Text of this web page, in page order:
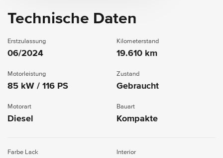
Technische Daten
Erstzulassung
06/2024
Kilometerstand
19.610 km
Motorleistung
85 kW / 116 PS
Zustand
Gebraucht
Motorart
Diesel
Bauart
Kompakte
Farbe Lack Interior